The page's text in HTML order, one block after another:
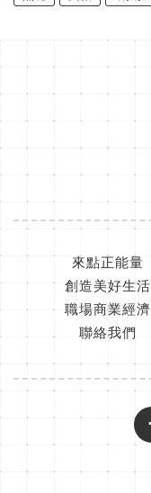
來點正能量
創造美好生活
職場商業經濟
聯絡我們